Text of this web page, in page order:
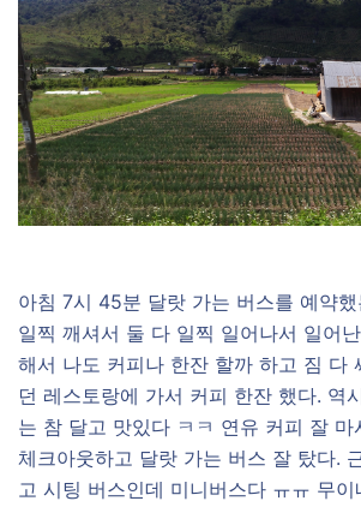
아침 7시 45분 달랏 가는 버스를 예약
일찍 깨셔서 둘 다 일찍 일어나서 일어
해서 나도 커피나 한잔 할까 하고 짐 다
던 레스토랑에 가서 커피 한잔 했다. 역
는 참 달고 맛있다 ㅋㅋ 연유 커피 잘 마
체크아웃하고 달랏 가는 버스 잘 탔다.
고 시팅 버스인데 미니버스다 ㅠㅠ 무